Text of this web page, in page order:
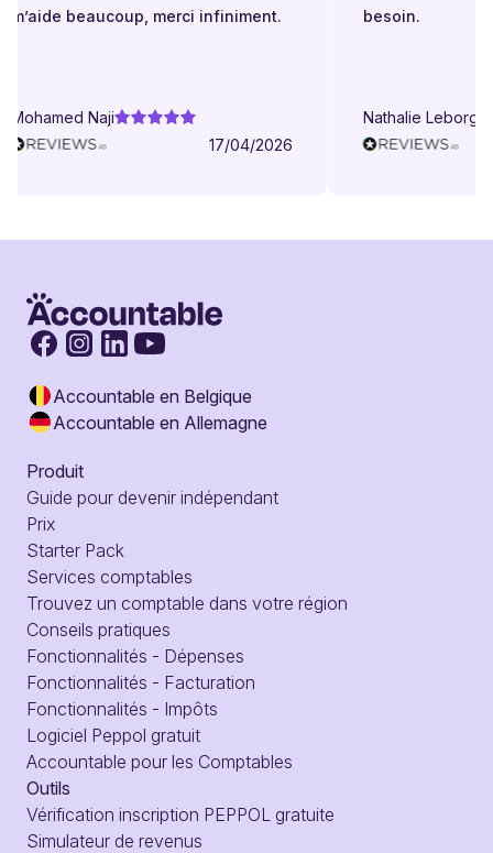
m’aide beaucoup, merci infiniment.
Mohamed Naji
17/04/2026
besoin.
Nathalie Leborgne
Accountable en Belgique
Accountable en Allemagne
Produit
Guide pour devenir indépendant
Prix
Starter Pack
Services comptables
Trouvez un comptable dans votre région
Conseils pratiques
Fonctionnalités - Dépenses
Fonctionnalités - Facturation
Fonctionnalités - Impôts
Logiciel Peppol gratuit
Accountable pour les Comptables
Outils
Vérification inscription PEPPOL gratuite
Simulateur de revenus